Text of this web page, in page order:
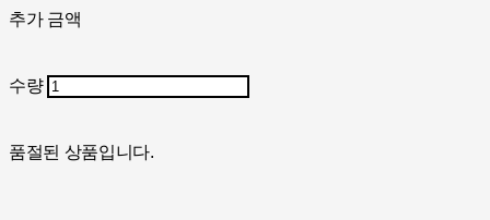
추가 금액
수량
품절된 상품입니다.